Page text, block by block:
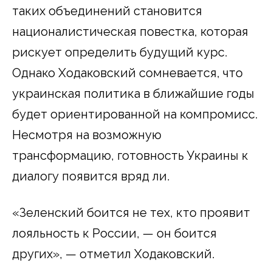
таких объединений становится
националистическая повестка, которая
рискует определить будущий курс.
Однако Ходаковский сомневается, что
украинская политика в ближайшие годы
будет ориентированной на компромисс.
Несмотря на возможную
трансформацию, готовность Украины к
диалогу появится вряд ли.
«Зеленский боится не тех, кто проявит
лояльность к России, — он боится
других», — отметил Ходаковский.